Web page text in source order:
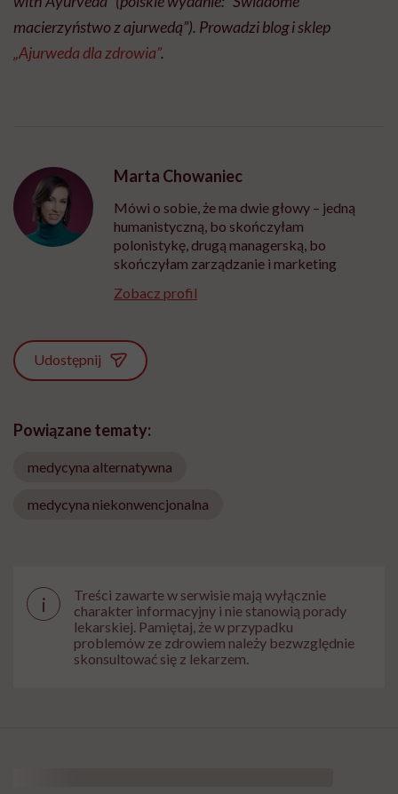
macierzyństwo z ajurwedą”). Prowadzi blog i sklep
„Ajurweda dla zdrowia”.
Marta Chowaniec
Mówi o sobie, że ma dwie głowy – jedną
humanistyczną, bo skończyłam
polonistykę, drugą managerską, bo
skończyłam zarządzanie i marketing
Zobacz profil
Udostępnij
Powiązane tematy:
medycyna alternatywna
medycyna niekonwencjonalna
i
Treści zawarte w serwisie mają wyłącznie
charakter informacyjny i nie stanowią porady
lekarskiej. Pamiętaj, że w przypadku
problemów ze zdrowiem należy bezwzględnie
skonsultować się z lekarzem.